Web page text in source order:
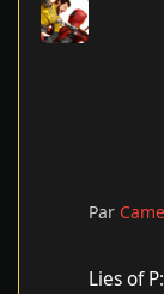
Par
Lies of